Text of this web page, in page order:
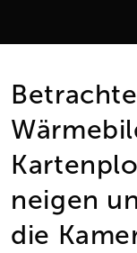
neigen
die